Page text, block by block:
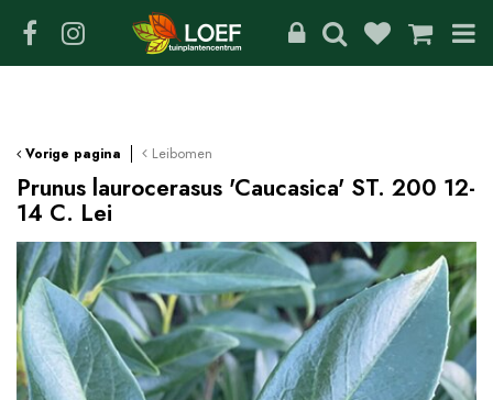
Vorige pagina Leibomen
Prunus laurocerasus 'Caucasica' ST. 200 12-
14 C. Lei